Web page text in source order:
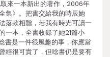
來一本新出的著作，2006年
集》。把書交給我的時辰她
落款相贈，若我有時光可讀一
一本，全書收錄了她21篇小
書是一件很風趣的事，你應當
經很可貴了，但唸書仍是要有